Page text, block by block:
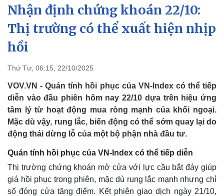
Chính trị
Đảng
Tổ chức nhân sự
Quốc hội
Xã hội
Tin 24h
Dự báo thời tiết
Nhận định chứng khoán 22/10:
Thị trường có thể xuất hiện nhịp
hồi
Thứ Tư, 06:15, 22/10/2025
VOV.VN - Quán tính hồi phục của VN-Index có thể tiếp
diễn vào đầu phiên hôm nay 22/10 dựa trên hiệu ứng
tâm lý từ hoạt động mua ròng mạnh của khối ngoại.
Mặc dù vậy, rung lắc, biến động có thể sớm quay lại do
động thái dừng lỗ của một bộ phận nhà đầu tư.
Quán tính hồi phục của VN-Index có thể tiếp diễn
Thị trường chứng khoán mở cửa với lực cầu bắt đáy giúp
giá hồi phục trong phiên, mặc dù rung lắc mạnh nhưng chỉ
số đóng cửa tăng điểm. Kết phiên giao dịch ngày 21/10,